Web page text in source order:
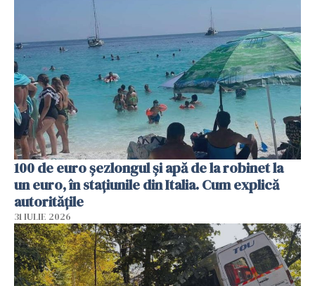
100 de euro șezlongul și apă de la robinet la
un euro, în stațiunile din Italia. Cum explică
autoritățile
31 IULIE 2026